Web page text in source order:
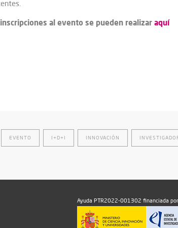
al evento se pueden realizar aquí
EVENTO I+D+I INNOVACIÓN
Ayuda PTR2022-001302 financiada